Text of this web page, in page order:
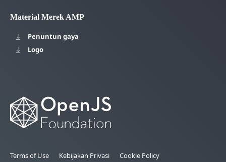
Material Merek AMP
Penuntun gaya
Logo
Terms of Use Kebijakan Privasi Cookie Policy